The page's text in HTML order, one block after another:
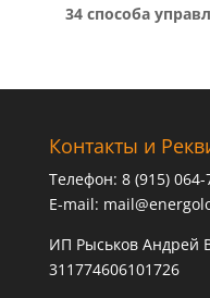
34 способа
Контакты и
Телефон: 8 (915) 064-
E-mail:
ИП Рыськов Андрей
311774606101726